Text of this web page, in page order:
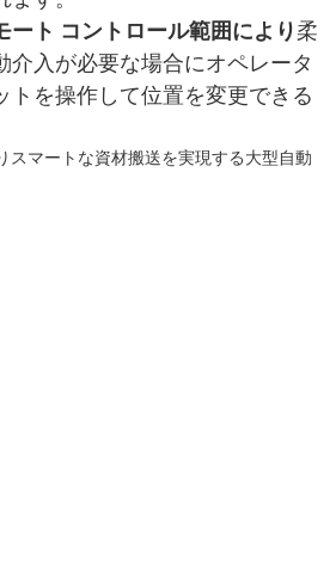
ート コントロール範囲により柔
介入が必要な場合にオペレータ
トを操作して位置を変更できる